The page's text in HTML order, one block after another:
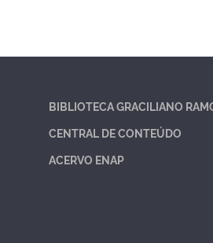
BIBLIOTECA GRACILIANO
CENTRAL DE CONTEÚDO
ACERVO ENAP